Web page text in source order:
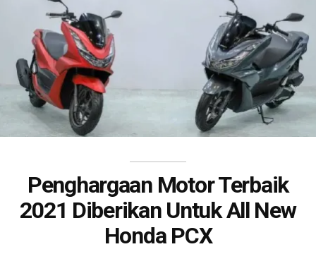
Penghargaan Motor Terbaik
2021 Diberikan Untuk All New
Honda PCX